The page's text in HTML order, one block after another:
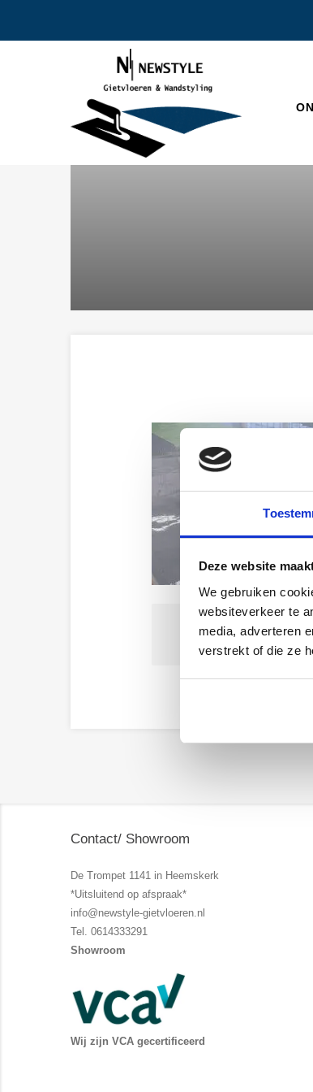
Deze website
We gebruiken
websiteverkeer te
media, adverteren
verstrekt of die ze
Contact/ Showroom
De Trompet 1141 in Heemskerk
*Uitsluitend op afspraak*
info@newstyle-gietvloeren.nl
Tel. 0614333291
Showroom
Wij zijn VCA gecertificeerd